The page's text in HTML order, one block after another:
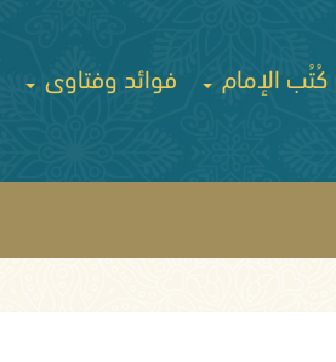
كُتُب الإمام فوائد وفتاوى